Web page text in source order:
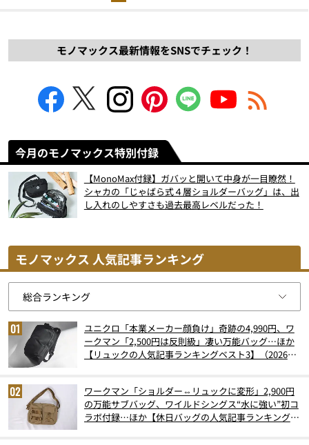
モノマックス最新情報をSNSでチェック！
今月のモノマックス特別付録
【MonoMax付録】ガバッと開いて中身が一目瞭然！
シャカの「じゃばら式４層ショルダーバッグ」は、出
し入れのしやすさも過去最高レベルだった！
モノマックス 人気記事ランキング
ユニクロ「本業メーカー顔負け」奇跡の4,990円、ワ
ークマン「2,500円は反則級」凄い万能バッグ…ほか
【リュックの人気記事ランキングベスト3】（2026年
ワークマン「ショルダー⇔リュックに変形」2,900円
の万能サブバッグ、ワイルドシングス“水に強い”初コ
ラボ付録…ほか【休日バッグの人気記事ランキングベ